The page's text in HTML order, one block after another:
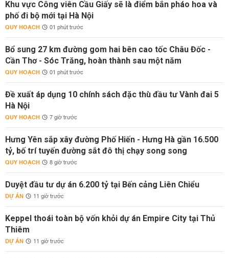
Khu vực Công viên Cầu Giấy sẽ là điểm bắn pháo hoa và
phố đi bộ mới tại Hà Nội
QUY HOẠCH 01 phút trước
Bổ sung 27 km đường gom hai bên cao tốc Châu Đốc -
Cần Thơ - Sóc Trăng, hoàn thành sau một năm
QUY HOẠCH 01 phút trước
Đề xuất áp dụng 10 chính sách đặc thù đầu tư Vành đai 5
Hà Nội
QUY HOẠCH 7 giờ trước
Hưng Yên sắp xây đường Phố Hiến - Hưng Hà gần 16.500
tỷ, bố trí tuyến đường sắt đô thị chạy song song
QUY HOẠCH 8 giờ trước
Duyệt đầu tư dự án 6.200 tỷ tại Bến cảng Liên Chiểu
DỰ ÁN 11 giờ trước
Keppel thoái toàn bộ vốn khỏi dự án Empire City tại Thủ
Thiêm
DỰ ÁN 11 giờ trước